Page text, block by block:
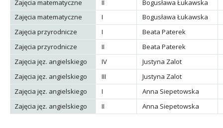
Zajęcia matematyczne
II Bogusława Łukawska
Zajęcia matematyczne
I Bogusława Łukawska
Zajęcia przyrodnicze
I Beata Paterek
Zajęcia przyrodnicze
II Beata Paterek
Zajęcia jęz. angielskiego
IV Justyna Zalot
Zajęcia jęz. angielskiego
III Justyna Zalot
Zajęcia jęz. angielskiego
I Anna Siepetowska
Zajęcia jęz. angielskiego
II Anna Siepetowska